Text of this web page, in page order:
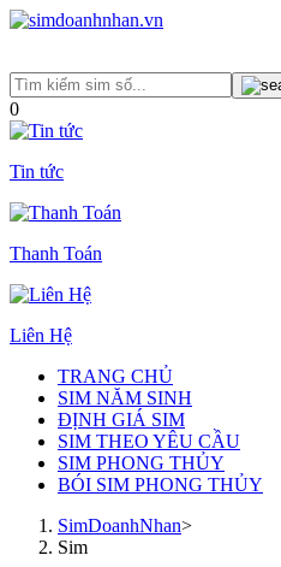
0
Tin tức
Thanh Toán
Liên Hệ
TRANG CHỦ
SIM NĂM SINH
ĐỊNH GIÁ SIM
SIM THEO YÊU CẦU
SIM PHONG THỦY
BÓI SIM PHONG THỦY
SimDoanhNhan>
Sim